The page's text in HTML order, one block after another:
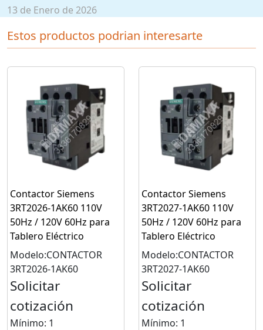
13 de Enero de 2026
Estos productos podrian interesarte
Contactor Siemens
3RT2026-1AK60 110V
50Hz / 120V 60Hz para
Tablero Eléctrico
Modelo:CONTACTOR
3RT2026-1AK60
Solicitar
cotización
Mínimo: 1
Contactor Siemens
3RT2027-1AK60 110V
50Hz / 120V 60Hz para
Tablero Eléctrico
Modelo:CONTACTOR
3RT2027-1AK60
Solicitar
cotización
Mínimo: 1